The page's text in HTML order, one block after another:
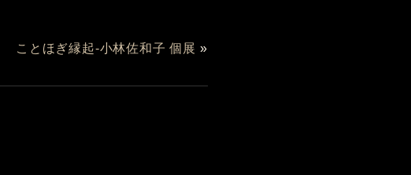
ことほぎ縁起-小林佐和子 個展 »